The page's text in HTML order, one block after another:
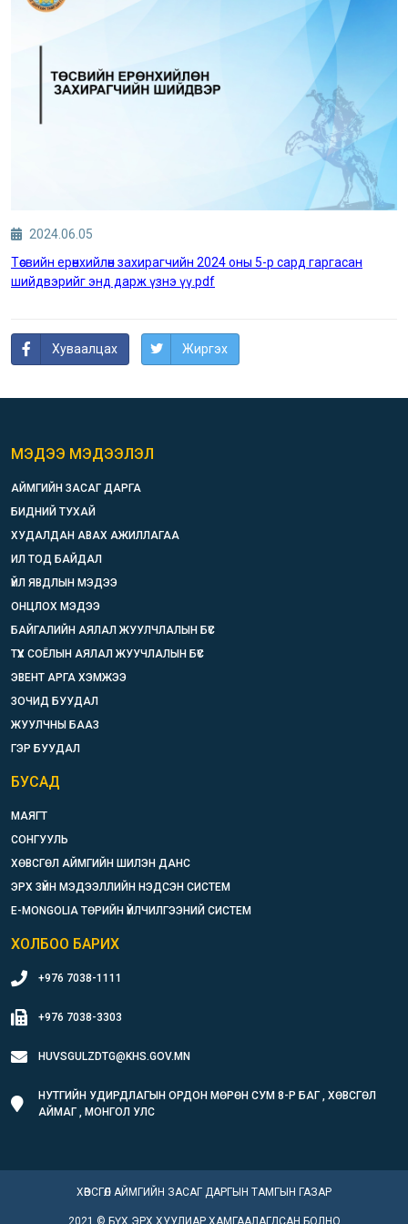
2024.06.05
Төсвийн ерөнхийлөн захирагчийн 2024 оны 5-р сард гаргасан
шийдвэрийг энд дарж үзнэ үү.pdf
Хуваалцах Жиргэх
МЭДЭЭ МЭДЭЭЛЭЛ
АЙМГИЙН ЗАСАГ ДАРГА
БИДНИЙ ТУХАЙ
ХУДАЛДАН АВАХ АЖИЛЛАГАА
ИЛ ТОД БАЙДАЛ
ҮЙЛ ЯВДЛЫН МЭДЭЭ
ОНЦЛОХ МЭДЭЭ
БАЙГАЛИЙН АЯЛАЛ ЖУУЛЧЛАЛЫН БҮС
ТҮҮХ СОЁЛЫН АЯЛАЛ ЖУУЧЛАЛЫН БҮС
ЭВЕНТ АРГА ХЭМЖЭЭ
ЗОЧИД БУУДАЛ
ЖУУЛЧНЫ БААЗ
ГЭР БУУДАЛ
БУСАД
МАЯГТ
СОНГУУЛЬ
ХӨВСГӨЛ АЙМГИЙН ШИЛЭН ДАНС
ЭРХ ЗҮЙН МЭДЭЭЛЛИЙН НЭДСЭН СИСТЕМ
E-MONGOLIA ТӨРИЙН ҮЙЛЧИЛГЭЭНИЙ СИСТЕМ
ХОЛБОО БАРИХ
+976 7038-1111
+976 7038-3303
HUVSGULZDTG@KHS.GOV.MN
НУТГИЙН УДИРДЛАГЫН ОРДОН МӨРӨН СУМ 8-Р БАГ , ХӨВСГӨЛ
АЙМАГ , МОНГОЛ УЛС
ХӨВСГӨЛ АЙМГИЙН ЗАСАГ ДАРГЫН ТАМГЫН ГАЗАР
2021 © БҮХ ЭРХ ХУУЛИАР ХАМГААЛАГДСАН БОЛНО